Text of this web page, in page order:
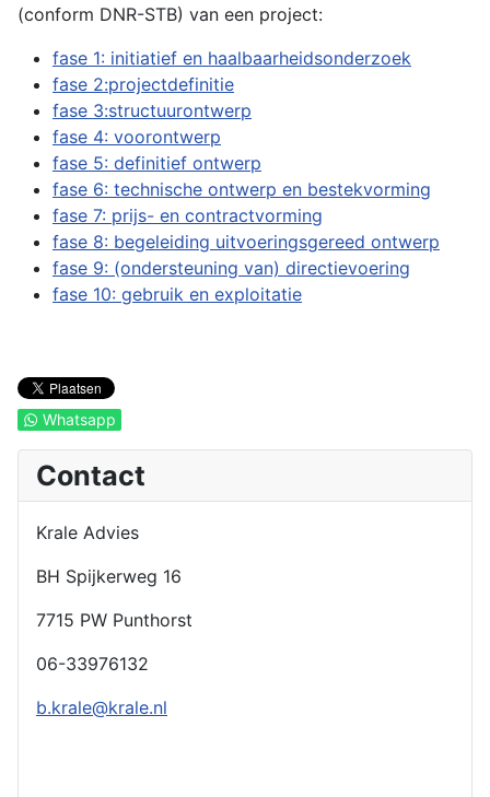
(conform DNR-STB) van een project:
fase 1: initiatief en haalbaarheidsonderzoek
fase 2:projectdefinitie
fase 3:structuurontwerp
fase 4: voorontwerp
fase 5: definitief ontwerp
fase 6: technische ontwerp en bestekvorming
fase 7: prijs- en contractvorming
fase 8: begeleiding uitvoeringsgereed ontwerp
fase 9: (ondersteuning van) directievoering
fase 10: gebruik en exploitatie
Whatsapp
Contact
Krale Advies
BH Spijkerweg 16
7715 PW Punthorst
06-33976132
b.krale@krale.nl